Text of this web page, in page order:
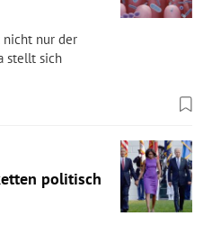
nicht nur der
stellt sich
politisch